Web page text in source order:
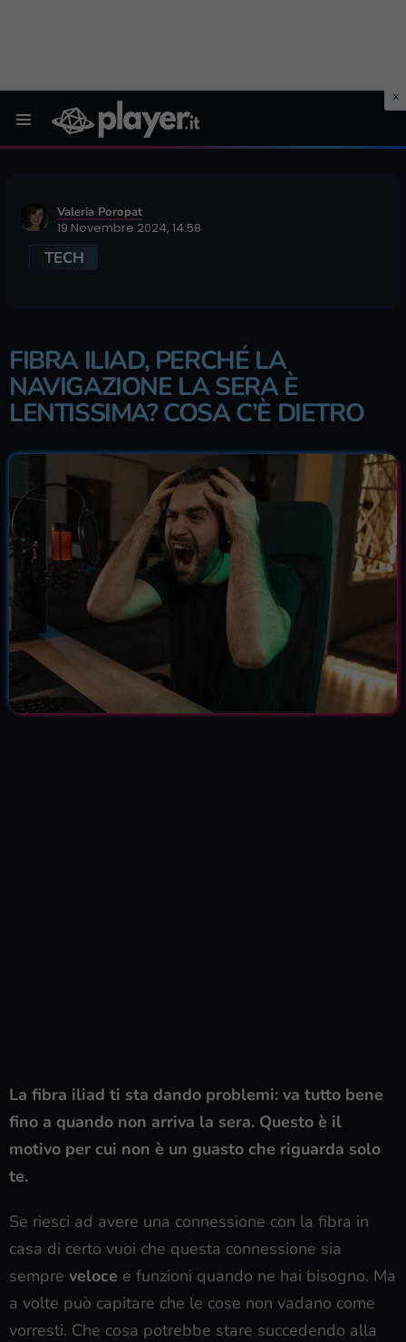
Valeria Poropat
19 Novembre 2024, 14:58
TECH
FIBRA ILIAD, PERCHÉ LA
NAVIGAZIONE LA SERA È
LENTISSIMA? COSA C’È DIETRO
La fibra iliad ti sta dando problemi: va tutto bene
fino a quando non arriva la sera. Questo è il
motivo per cui non è un guasto che riguarda solo
te.
Se riesci ad avere una connessione con la fibra in
casa di certo vuoi che questa connessione sia
sempre veloce e funzioni quando ne hai bisogno. Ma
a volte può capitare che le cose non vadano come
vorresti. Che cosa potrebbe stare succedendo alla